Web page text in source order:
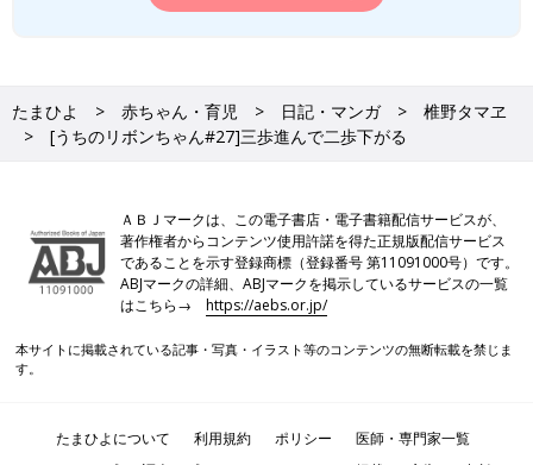
たまひよ 赤ちゃん・育児 日記・マンガ
椎野タマヱ
[うちのリボンちゃん#27]三歩進んで二歩下がる
ＡＢＪマークは、この電子書店・電子書籍配信サービスが、
著作権者からコンテンツ使用許諾を得た正規版配信サービス
であることを示す登録商標（登録番号 第11091000号）です。
ABJマークの詳細、ABJマークを掲示しているサービスの一覧
はこちら→https://aebs.or.jp/
本サイトに掲載されている記事・写真・イラスト等のコンテンツの無断転載を禁じま
す。
たまひよについて 利用規約 ポリシー
医師・専門家一覧